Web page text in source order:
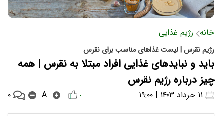
خانه رژیم غذایی
رژیم نقرس | لیست غذاهای مناسب برای نقرس
باید و نبایدهای غذایی افراد مبتلا به نقرس | همه
چیز درباره رژیم نقرس
۰ A ۰